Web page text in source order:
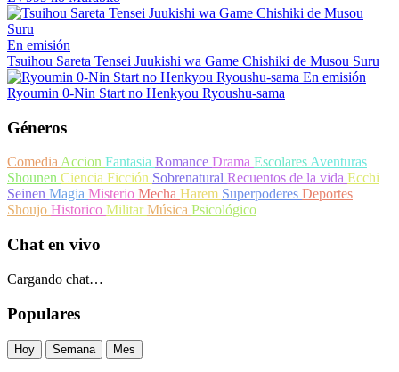
En emisión
Tsuihou Sareta Tensei Juukishi wa Game Chishiki de Musou Suru
En emisión
Ryoumin 0-Nin Start no Henkyou Ryoushu-sama
Géneros
ComediaAccion Fantasia Romance Drama EscolaresAventuras
Shounen Ciencia Ficción Sobrenatural Recuentos de la vida Ecchi
Seinen Magia Misterio Mecha Harem Superpoderes Deportes
Shoujo Historico MilitarMúsica Psicológico
Chat en vivo
Cargando chat…
Populares
Hoy Semana Mes